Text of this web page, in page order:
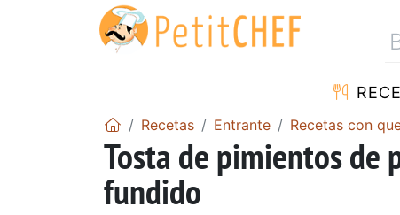
Recetas Entrante Recetas con
Tosta de pimientos de
fundido